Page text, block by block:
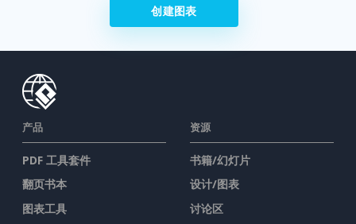
创建图表
产品
PDF 工具套件
翻页书本
图表工具
资源
书籍/幻灯片
设计/图表
讨论区